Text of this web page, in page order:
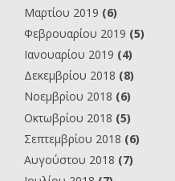
Μαρτίου 2019 (6)
Φεβρουαρίου 2019 (5)
Ιανουαρίου 2019 (4)
Δεκεμβρίου 2018 (8)
Νοεμβρίου 2018 (6)
Οκτωβρίου 2018 (5)
Σεπτεμβρίου 2018 (6)
Αυγούστου 2018 (7)